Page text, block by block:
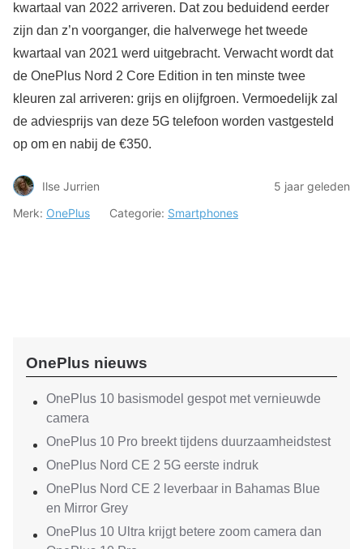
kwartaal van 2022 arriveren. Dat zou beduidend eerder
zijn dan z’n voorganger, die halverwege het tweede
kwartaal van 2021 werd uitgebracht. Verwacht wordt dat
de OnePlus Nord 2 Core Edition in ten minste twee
kleuren zal arriveren: grijs en olijfgroen. Vermoedelijk zal
de adviesprijs van deze 5G telefoon worden vastgesteld
op om en nabij de €350.
Ilse Jurrien
5 jaar geleden
Merk: OnePlus Categorie: Smartphones
OnePlus nieuws
OnePlus 10 basismodel gespot met vernieuwde
camera
OnePlus 10 Pro breekt tijdens duurzaamheidstest
OnePlus Nord CE 2 5G eerste indruk
OnePlus Nord CE 2 leverbaar in Bahamas Blue
en Mirror Grey
OnePlus 10 Ultra krijgt betere zoom camera dan